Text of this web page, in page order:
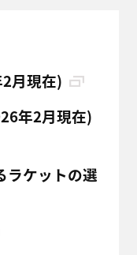
月現在)
年2月現在)
ラケットの選